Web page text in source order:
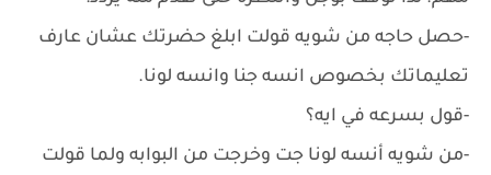
-حصل حاجه من شويه قولت ابلغ حضرتك عشان عارف
تعليماتك بخصوص انسه جنا وانسه لونا.
-قول بسرعه في ايه؟
-من شويه أنسه لونا جت وخرجت من البوابه ولما قولت